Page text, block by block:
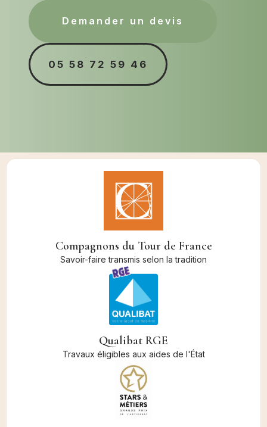
Demander un devis
05 58 72 59 46
Compagnons du Tour de France
Savoir-faire transmis selon la tradition
Qualibat RGE
Travaux éligibles aux aides de l'État